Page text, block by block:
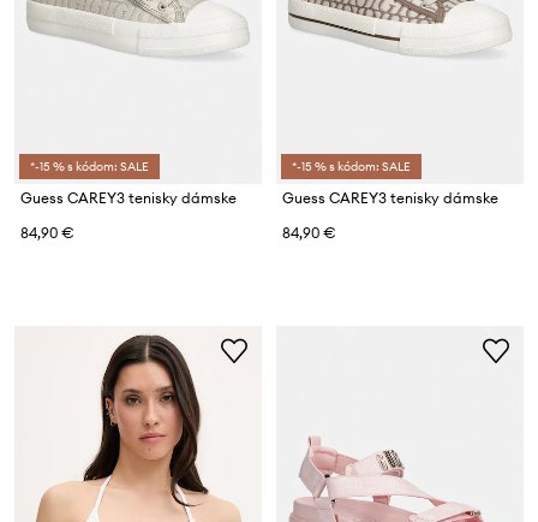
*-15 % s kódom: SALE
Guess CAREY3 tenisky dámske
84,90 €
*-15 % s kódom: SALE
Guess CAREY3 tenisky dámske
84,90 €